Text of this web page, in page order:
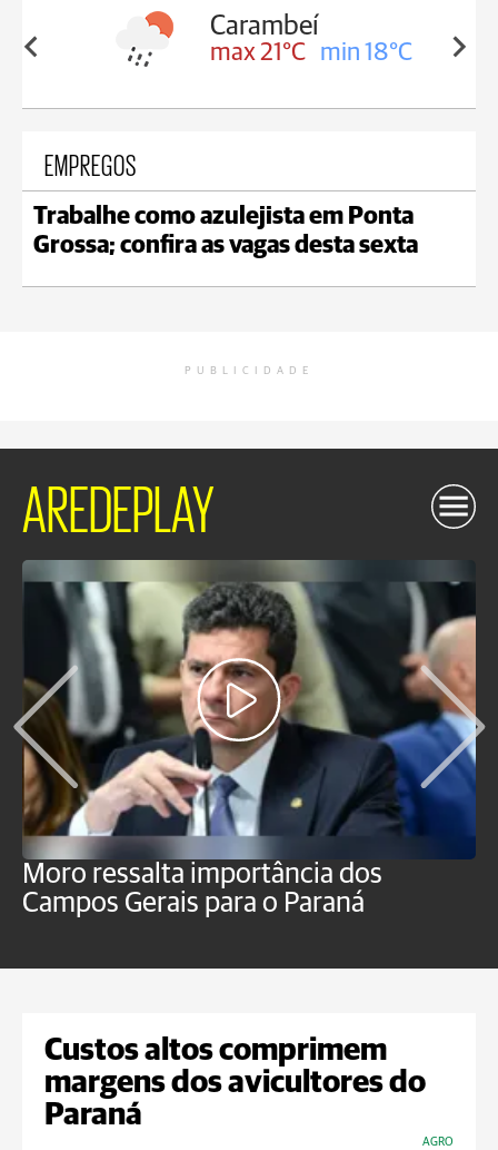
18°C
Carambeí
max 21°C min 18°C
EMPREGOS
Trabalhe como azulejista em Ponta
Grossa; confira as vagas desta sexta
PUBLICIDADE
AREDEPLAY
Moro ressalta importância dos
Campos Gerais para o Paraná
Custos altos comprimem
margens dos avicultores do
Paraná
AGRO